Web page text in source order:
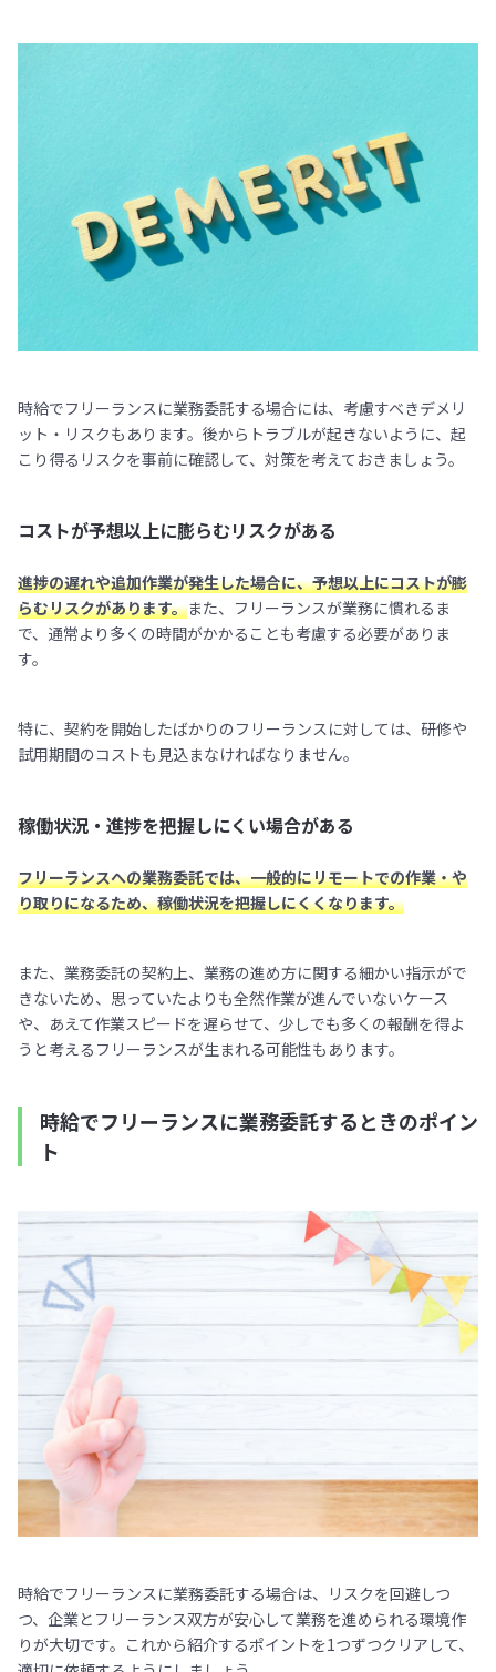
時給でフリーランスに業務委託する場合には、考慮すべきデメリ
ット・リスクもあります。後からトラブルが起きないように、起
こり得るリスクを事前に確認して、対策を考えておきましょう。
コストが予想以上に膨らむリスクがある
進捗の遅れや追加作業が発生した場合に、予想以上にコストが膨
らむリスクがあります。また、フリーランスが業務に慣れるま
で、通常より多くの時間がかかることも考慮する必要がありま
す。
特に、契約を開始したばかりのフリーランスに対しては、研修や
試用期間のコストも見込まなければなりません。
稼働状況・進捗を把握しにくい場合がある
フリーランスへの業務委託では、一般的にリモートでの作業・や
り取りになるため、稼働状況を把握しにくくなります。
また、業務委託の契約上、業務の進め方に関する細かい指示がで
きないため、思っていたよりも全然作業が進んでいないケース
や、あえて作業スピードを遅らせて、少しでも多くの報酬を得よ
うと考えるフリーランスが生まれる可能性もあります。
時給でフリーランスに業務委託するときのポイン
ト
時給でフリーランスに業務委託する場合は、リスクを回避しつ
つ、企業とフリーランス双方が安心して業務を進められる環境作
りが大切です。これから紹介するポイントを1つずつクリアして、